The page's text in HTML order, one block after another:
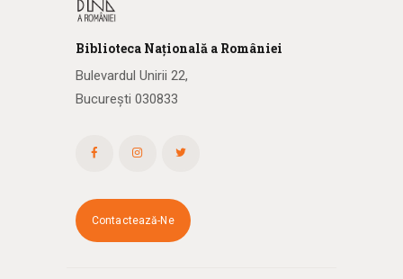
Biblioteca Națională a României
Bulevardul Unirii 22,
București 030833
Contactează-Ne